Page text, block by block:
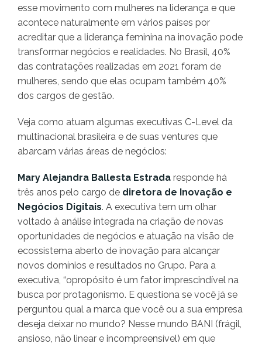
esse movimento com mulheres na liderança e que
acontece naturalmente em vários países por
acreditar que a liderança feminina na inovação pode
transformar negócios e realidades. No Brasil, 40%
das contratações realizadas em 2021 foram de
mulheres, sendo que elas ocupam também 40%
dos cargos de gestão.
Veja como atuam algumas executivas C-Level da
multinacional brasileira e de suas ventures que
abarcam várias áreas de negócios:
Mary Alejandra Ballesta Estrada responde há
três anos pelo cargo de diretora de Inovação e
Negócios Digitais. A executiva tem um olhar
voltado à análise integrada na criação de novas
oportunidades de negócios e atuação na visão de
ecossistema aberto de inovação para alcançar
novos domínios e resultados no Grupo. Para a
executiva, “opropósito é um fator imprescindível na
busca por protagonismo. E questiona se você já se
perguntou qual a marca que você ou a sua empresa
deseja deixar no mundo? Nesse mundo BANI (frágil,
ansioso, não linear e incompreensível) em que